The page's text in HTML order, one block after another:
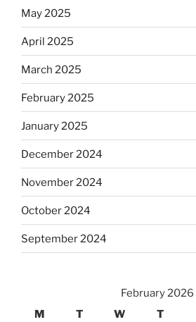
May 2025
April 2025
March 2025
February 2025
January 2025
December 2024
November 2024
October 2024
September 2024
February 2026
M
T W T